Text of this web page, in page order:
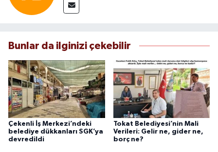
Bunlar da ilginizi çekebilir
Çekenli İş Merkezi’ndeki
belediye dükkanları SGK’ya
devredildi
Tokat Belediyesi’nin Mali
Verileri: Gelir ne, gider ne,
borç ne?